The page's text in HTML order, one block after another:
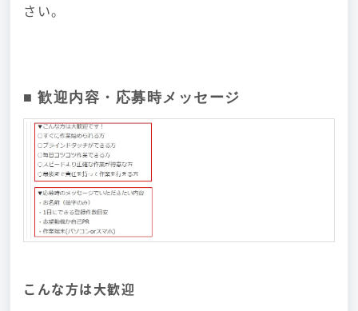
さい。
■ 歓迎内容・応募時メッセージ
こんな方は大歓迎